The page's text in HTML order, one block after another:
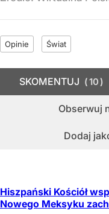
Opinie Świat
Obserwuj
Dodaj
SKOMENTUJ 10
Hiszpański Kościół
Nowego Meksyku